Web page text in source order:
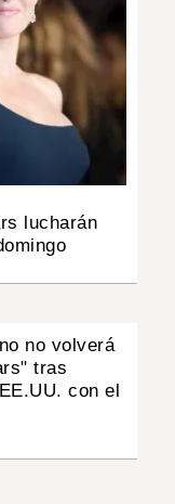
lucharán
no volverá
tras
con el